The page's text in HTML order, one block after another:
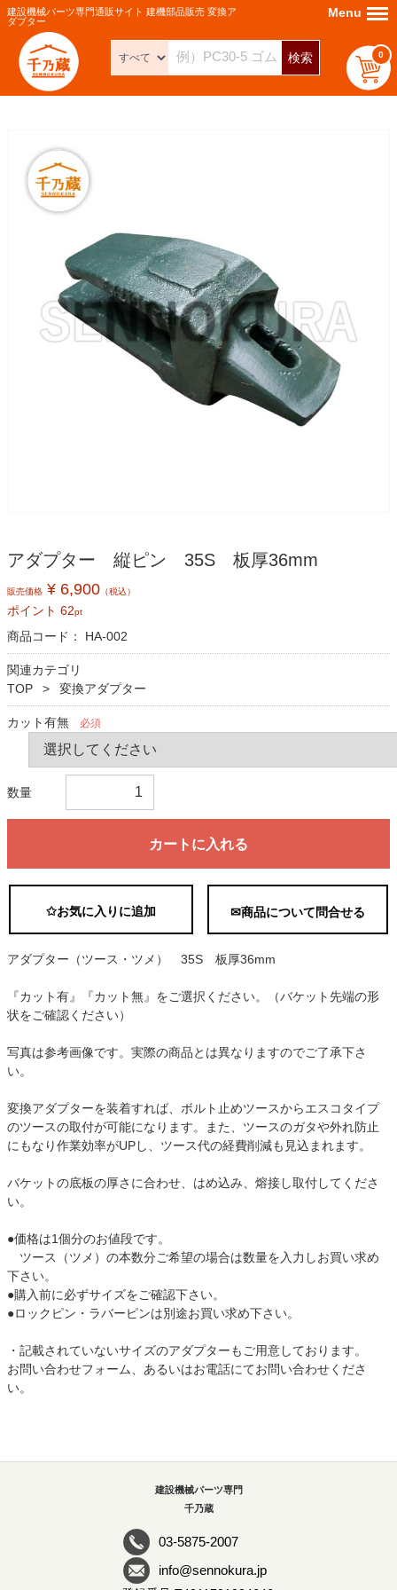
建設機械パーツ専門通販サイト 建機部品販売 変換ア
ダプター
検索 0
Menu Menu
アダプター 縦ピン 35S 板厚36mm
販売価格 ¥ 6,900 （税込）
ポイント 62pt
商品コード： HA-002
関連カテゴリ
TOP
変換アダプター
カット有無 必須
数量
カートに入れる
✩お気に入りに追加 ✉商品について問合せる
アダプター（ツース・ツメ） 35S 板厚36mm
『カット有』『カット無』をご選択ください。（バケット先端の形
状をご確認ください）
写真は参考画像です。実際の商品とは異なりますのでご了承下さ
い。
変換アダプターを装着すれば、ボルト止めツースからエスコタイプ
のツースの取付が可能になります。また、ツースのガタや外れ防止
にもなり作業効率がUPし、ツース代の経費削減も見込まれます。
バケットの底板の厚さに合わせ、はめ込み、熔接し取付してくださ
い。
●価格は1個分のお値段です。
ツース（ツメ）の本数分ご希望の場合は数量を入力しお買い求め
下さい。
●購入前に必ずサイズをご確認下さい。
●ロックピン・ラバーピンは別途お買い求め下さい。
・記載されていないサイズのアダプターもご用意しております。
お問い合わせフォーム、あるいはお電話にてお問い合わせくださ
い。
建設機械パーツ専門
千乃蔵
03-5875-2007
info@sennokura.jp